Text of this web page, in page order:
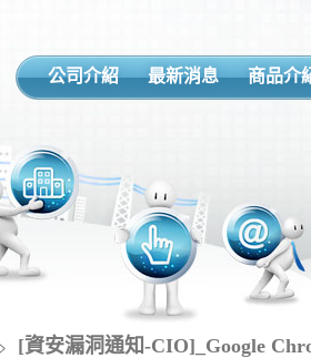
公司介紹 最新消息 商品介
[資安漏洞通知-CIO]_Google